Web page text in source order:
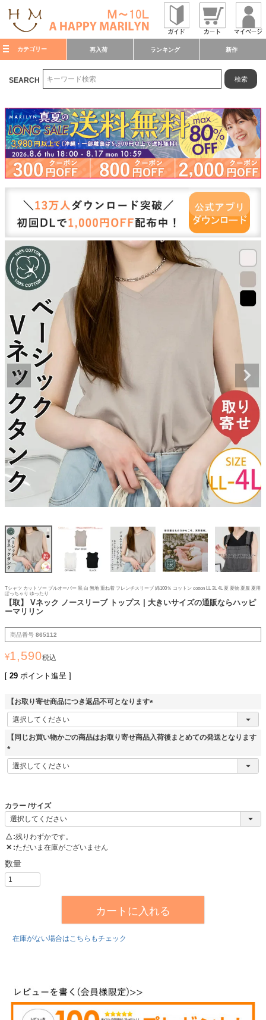
カテゴリー 再入荷 ランキング 新作
SEARCH 検索
Tシャツ カットソー プルオーバー 黒 白 無地 重ね着 フレンチスリーブ 綿100％ コットン cotton LL 3L 4L 夏 夏物 夏服 夏用
ぽっちゃり ゆったり
【取】 Vネック ノースリーブ トップス | 大きいサイズの通販ならハッピ
ーマリリン
商品番号 865112
¥1,590税込
[ 29 ポイント進呈 ]
【お取り寄せ商品につき返品不可となります
(
必
須
【同じお買い物かごの商品はお取り寄せ商品入荷後まとめての発送となります
(
必
カラー サイズ
△ 残りわずかです。
✕ ただいま在庫がございません
カートに入れる
在庫がない場合はこちらもチェック